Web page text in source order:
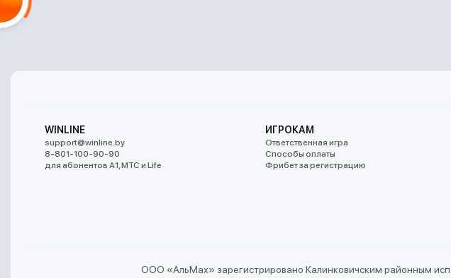
WINLINE
support@winline.by
8-801-100-90-90
для абонентов A1, МТС и Life
ИГРОКАМ
Ответственная игра
Способы оплаты
Фрибет за регистрацию
ООО «АльMах» зарегистрировано Калинковичским районным